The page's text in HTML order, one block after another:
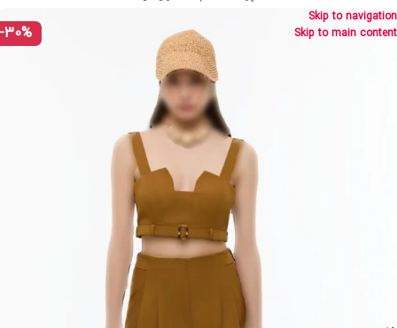
Skip to navigation
Skip to main content
-30%